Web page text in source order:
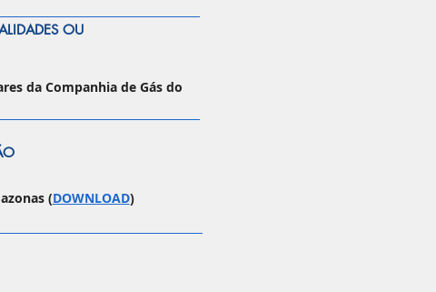
OU
da Companhia de Gás do
(DOWNLOAD)